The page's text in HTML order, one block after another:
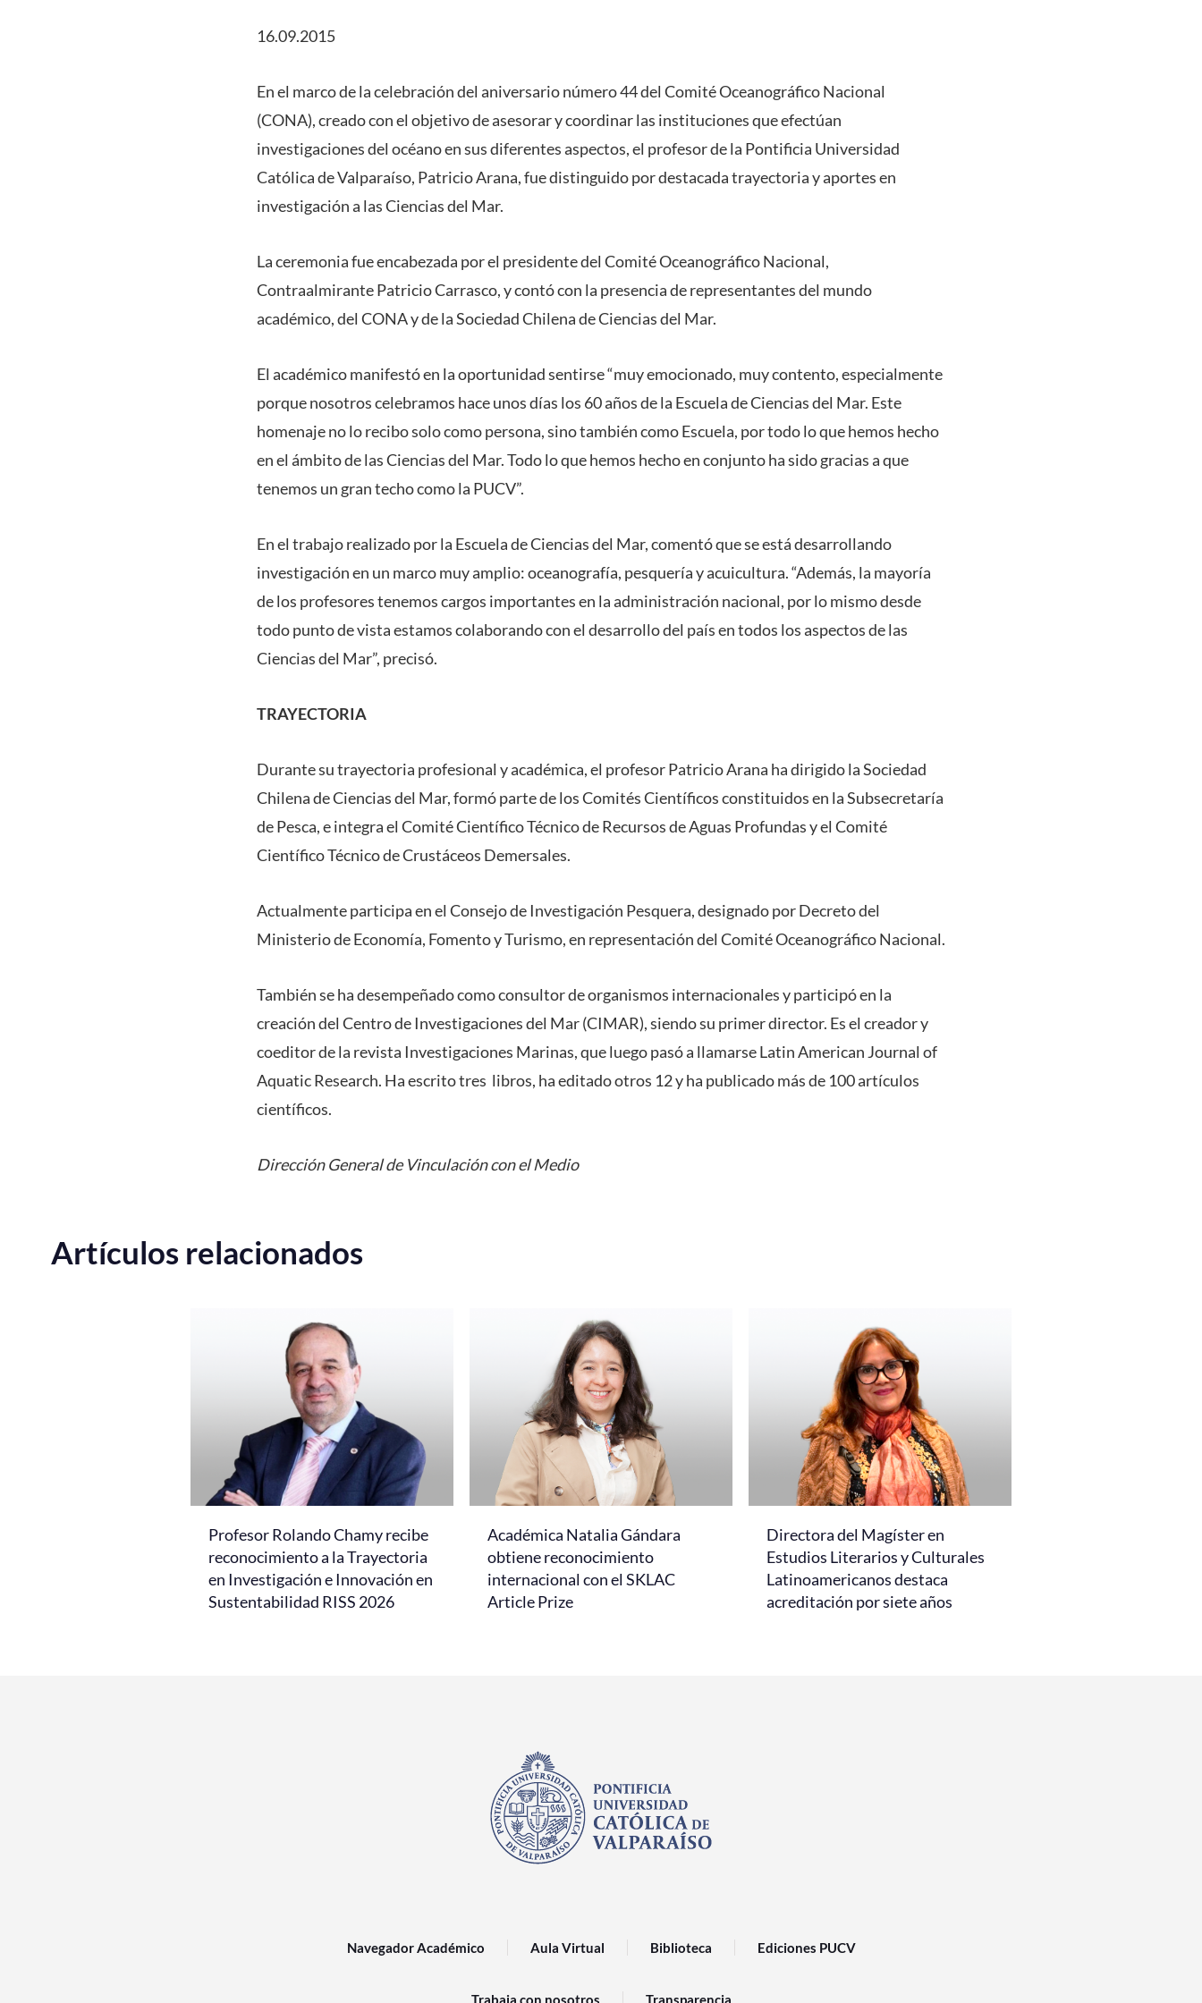
16.09.2015
En el marco de la celebración del aniversario número 44 del Comité Oceanográfico Nacional
(CONA), creado con el objetivo de asesorar y coordinar las instituciones que efectúan
investigaciones del océano en sus diferentes aspectos, el profesor de la Pontificia Universidad
Católica de Valparaíso, Patricio Arana, fue distinguido por destacada trayectoria y aportes en
investigación a las Ciencias del Mar.
La ceremonia fue encabezada por el presidente del Comité Oceanográfico Nacional,
Contraalmirante Patricio Carrasco, y contó con la presencia de representantes del mundo
académico, del CONA y de la Sociedad Chilena de Ciencias del Mar.
El académico manifestó en la oportunidad sentirse “muy emocionado, muy contento, especialmente
porque nosotros celebramos hace unos días los 60 años de la Escuela de Ciencias del Mar. Este
homenaje no lo recibo solo como persona, sino también como Escuela, por todo lo que hemos hecho
en el ámbito de las Ciencias del Mar. Todo lo que hemos hecho en conjunto ha sido gracias a que
tenemos un gran techo como la PUCV”.
En el trabajo realizado por la Escuela de Ciencias del Mar, comentó que se está desarrollando
investigación en un marco muy amplio: oceanografía, pesquería y acuicultura. “Además, la mayoría
de los profesores tenemos cargos importantes en la administración nacional, por lo mismo desde
todo punto de vista estamos colaborando con el desarrollo del país en todos los aspectos de las
Ciencias del Mar”, precisó.
TRAYECTORIA
Durante su trayectoria profesional y académica, el profesor Patricio Arana ha dirigido la Sociedad
Chilena de Ciencias del Mar, formó parte de los Comités Científicos constituidos en la Subsecretaría
de Pesca, e integra el Comité Científico Técnico de Recursos de Aguas Profundas y el Comité
Científico Técnico de Crustáceos Demersales.
Actualmente participa en el Consejo de Investigación Pesquera, designado por Decreto del
Ministerio de Economía, Fomento y Turismo, en representación del Comité Oceanográfico Nacional.
También se ha desempeñado como consultor de organismos internacionales y participó en la
creación del Centro de Investigaciones del Mar (CIMAR), siendo su primer director. Es el creador y
coeditor de la revista Investigaciones Marinas, que luego pasó a llamarse Latin American Journal of
Aquatic Research. Ha escrito tres libros, ha editado otros 12 y ha publicado más de 100 artículos
científicos.
Dirección General de Vinculación con el Medio
Artículos relacionados
Profesor Rolando Chamy recibe
reconocimiento a la Trayectoria
en Investigación e Innovación en
Sustentabilidad RISS 2026
Académica Natalia Gándara
obtiene reconocimiento
internacional con el SKLAC
Article Prize
Directora del Magíster en
Estudios Literarios y Culturales
Latinoamericanos destaca
acreditación por siete años
Navegador Académico Aula Virtual Biblioteca Ediciones PUCV
Trabaja con nosotros Transparencia